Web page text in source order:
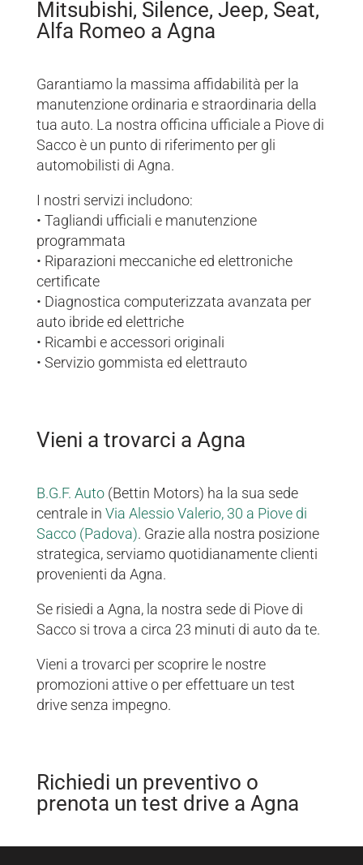
Mitsubishi, Silence, Jeep, Seat,
Alfa Romeo a Agna
Garantiamo la massima affidabilità per la
manutenzione ordinaria e straordinaria della
tua auto. La nostra officina ufficiale a Piove di
Sacco è un punto di riferimento per gli
automobilisti di Agna.
I nostri servizi includono:
• Tagliandi ufficiali e manutenzione
programmata
• Riparazioni meccaniche ed elettroniche
certificate
• Diagnostica computerizzata avanzata per
auto ibride ed elettriche
• Ricambi e accessori originali
• Servizio gommista ed elettrauto
Vieni a trovarci a Agna
B.G.F. Auto(Bettin Motors) ha la sua sede
centrale in Via Alessio Valerio, 30 a Piove di
Sacco (Padova). Grazie alla nostra posizione
strategica, serviamo quotidianamente clienti
provenienti da Agna.
Se risiedi a Agna, la nostra sede di Piove di
Sacco si trova a circa 23 minuti di auto da te.
Vieni a trovarci per scoprire le nostre
promozioni attive o per effettuare un test
drive senza impegno.
Richiedi un preventivo o
prenota un test drive a Agna